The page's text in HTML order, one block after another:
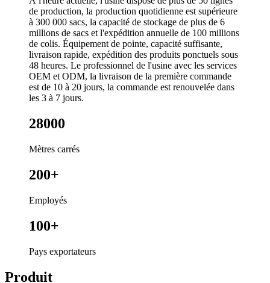
de production, la production quotidienne est supérieure
à 300 000 sacs, la capacité de stockage de plus de 6
millions de sacs et l'expédition annuelle de 100 millions
de colis. Équipement de pointe, capacité suffisante,
livraison rapide, expédition des produits ponctuels sous
48 heures. Le professionnel de l'usine avec les services
OEM et ODM, la livraison de la première commande
est de 10 à 20 jours, la commande est renouvelée dans
les 3 à 7 jours.
28000
Mètres carrés
200+
Employés
100+
Pays exportateurs
Produit